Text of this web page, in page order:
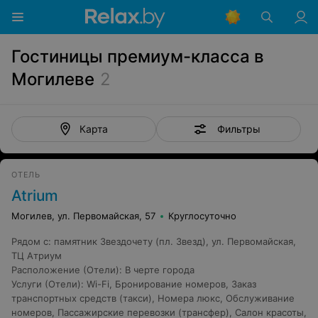
Гостиницы премиум-класса в
Могилеве 2
Карта Фильтры
ОТЕЛЬ
Atrium
Могилев, ул. Первомайская, 57 Круглосуточно
Рядом с: памятник Звездочету (пл. Звезд) ул. Первомайская
ТЦ Атриум
Расположение (Отели): В черте города
Услуги (Отели): Wi-Fi Бронирование номеров Заказ
транспортных средств (такси)
Номера люкс Обслуживание
номеров Пассажирские перевозки (трансфер) Салон красоты